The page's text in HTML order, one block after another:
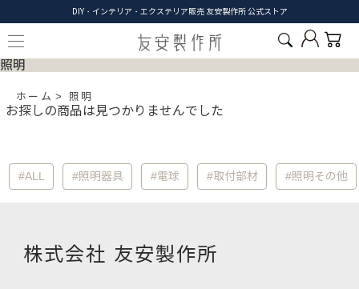
DIY・インテリア・エクステリア販売 友安製作所 公式ストア
照明
ホーム 照明
お探しの商品は見つかりませんでした
#ALL #照明器具 #電球 #取付部材 #照明その他
株式会社 友安製作所